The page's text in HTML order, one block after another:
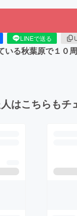
LINEで送る
いる秋葉原で１０
はこちらもチ